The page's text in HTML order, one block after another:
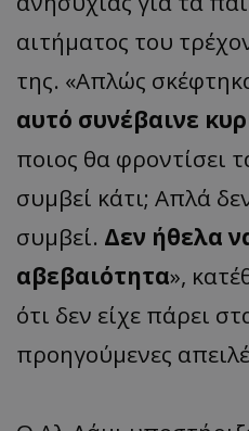
αιτήματος του
της. «Απλώς
αυτό συνέβαινε
ποιος θα φροντίσει
συμβεί κάτι; Απλά
συμβεί. Δεν ήθελα
αβεβαιότητα»,
ότι δεν είχε πάρει
προηγούμενες